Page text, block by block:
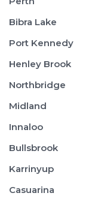
Bibra Lake
Port Kennedy
Henley Brook
Northbridge
Midland
Innaloo
Bullsbrook
Karrinyup
Casuarina